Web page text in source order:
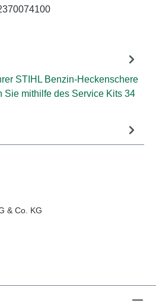
STIHL Benzin-Heckenschere
Sie mithilfe des Service Kits 34
& Co. KG